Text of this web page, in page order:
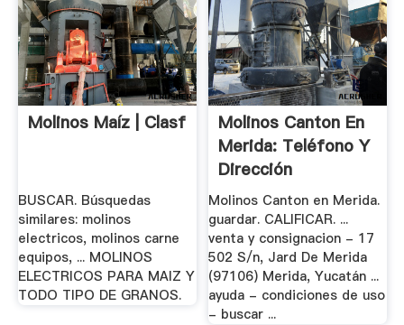
Molinos Maíz | Clasf
BUSCAR. Búsquedas
similares: molinos
electricos, molinos carne
equipos, ... MOLINOS
ELECTRICOS PARA MAIZ Y
TODO TIPO DE GRANOS.
Molinos Canton En
Merida: Teléfono Y
Dirección
Molinos Canton en Merida.
guardar. CALIFICAR. ...
venta y consignacion - 17
502 S/n, Jard De Merida
(97106) Merida, Yucatán ...
ayuda - condiciones de uso
- buscar ...